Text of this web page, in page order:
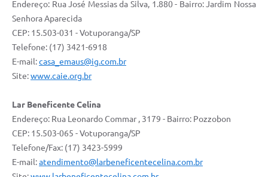
Endereço: Rua José Messias da Silva, 1.880 - Bairro: Jardim Nossa
Senhora Aparecida
CEP: 15.503-031 - Votuporanga/SP
Telefone: (17) 3421-6918
E-mail:casa_emaus@ig.com.br
Site:www.caie.org.br
Lar Beneficente Celina
Endereço: Rua Leonardo Commar , 3179 - Bairro: Pozzobon
CEP: 15.503-065 - Votuporanga/SP
Telefone/Fax: (17) 3423-5999
E-mail:atendimento@larbeneficentecelina.com.br